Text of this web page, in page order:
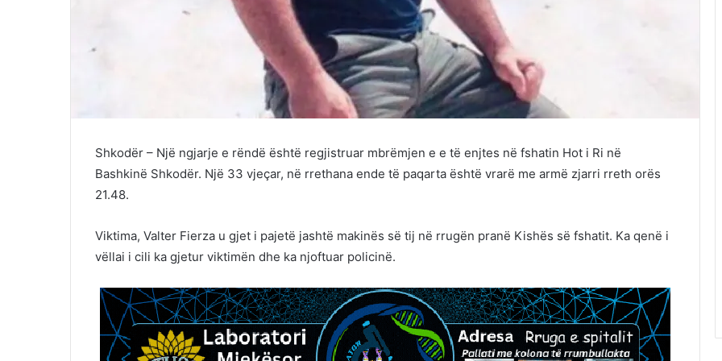
Shkodër – Një ngjarje e rëndë është regjistruar mbrëmjen e e të enjtes në fshatin Hot i Ri në
Bashkinë Shkodër. Një 33 vjeçar, në rrethana ende të paqarta është vrarë me armë zjarri rreth orës
21.48.
Viktima, Valter Fierza u gjet i pajetë jashtë makinës së tij në rrugën pranë Kishës së fshatit. Ka qenë i
vëllai i cili ka gjetur viktimën dhe ka njoftuar policinë.